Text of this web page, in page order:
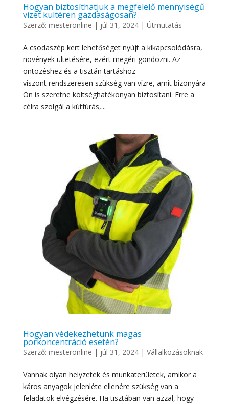
Hogyan biztosíthatjuk a megfelelő mennyiségű
vizet kültéren gazdaságosan?
Szerző: mesteronline | júl 31, 2024| Útmutatás
A csodaszép kert lehetőséget nyújt a kikapcsolódásra,
növények ültetésére, ezért megéri gondozni. Az
öntözéshez és a tisztán tartáshoz
viszont rendszeresen szükség van vízre, amit bizonyára
Ön is szeretne költséghatékonyan biztosítani. Erre a
célra szolgál a kútfúrás,...
Hogyan védekezhetünk magas
porkoncentráció esetén?
Szerző: mesteronline | júl 31, 2024| Vállalkozásoknak
Vannak olyan helyzetek és munkaterületek, amikor a
káros anyagok jelenléte ellenére szükség van a
feladatok elvégzésére. Ha tisztában van azzal, hogy